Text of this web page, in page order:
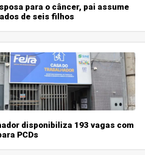
para o câncer, pai assume
de seis filhos
disponibiliza 193 vagas com
PCDs